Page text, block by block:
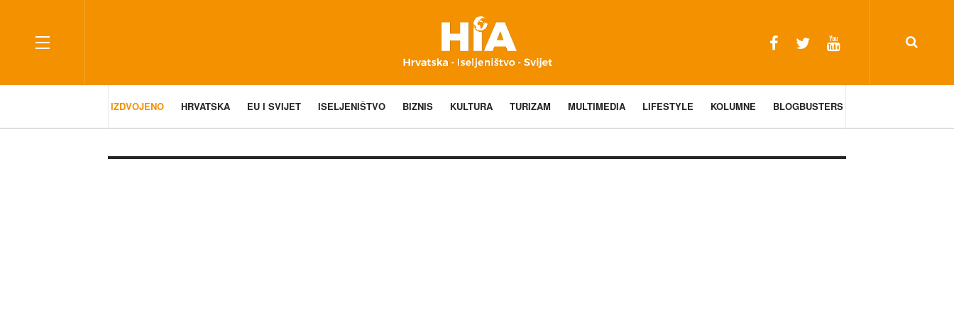
IZDVOJENO HRVATSKA EU I SVIJET ISELJENIŠTVO BIZNIS KULTURA TURIZAM MULTIMEDIA LIFESTYLE KOLUMNE BLOGBUSTERS